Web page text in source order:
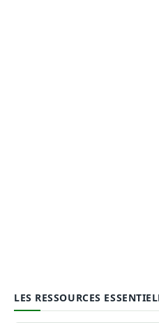
LES RESSOURCES